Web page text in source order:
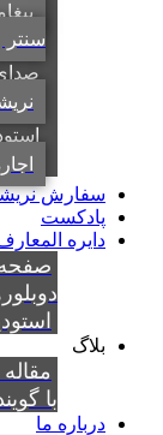
سنتر
صدای
نریشن
اجاره
سفارش نریشن
پادکست
دایره المعارف
صفحه
دوبلورها
بلاگ
مقاله
با
درباره ما